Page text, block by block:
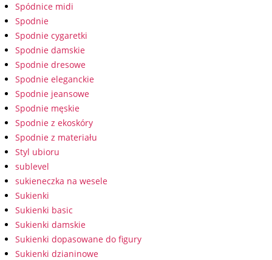
Spódnice midi
Spodnie
Spodnie cygaretki
Spodnie damskie
Spodnie dresowe
Spodnie eleganckie
Spodnie jeansowe
Spodnie męskie
Spodnie z ekoskóry
Spodnie z materiału
Styl ubioru
sublevel
sukieneczka na wesele
Sukienki
Sukienki basic
Sukienki damskie
Sukienki dopasowane do figury
Sukienki dzianinowe